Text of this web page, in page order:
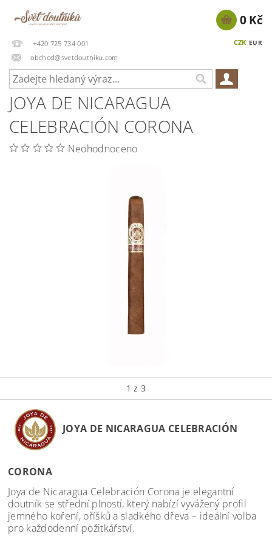
+420 725 734 001
obchod@svetdoutniku.com
CZK EUR
0 Kč
JOYA DE NICARAGUA
CELEBRACIÓN CORONA
Neohodnoceno
1 z 3
JOYA DE NICARAGUA CELEBRACIÓN
CORONA
Joya de Nicaragua Celebración Corona je elegantní
doutník se střední plností, který nabízí vyvážený profil
jemného koření, oříšků a sladkého dřeva – ideální volba
pro každodenní požitkářství.